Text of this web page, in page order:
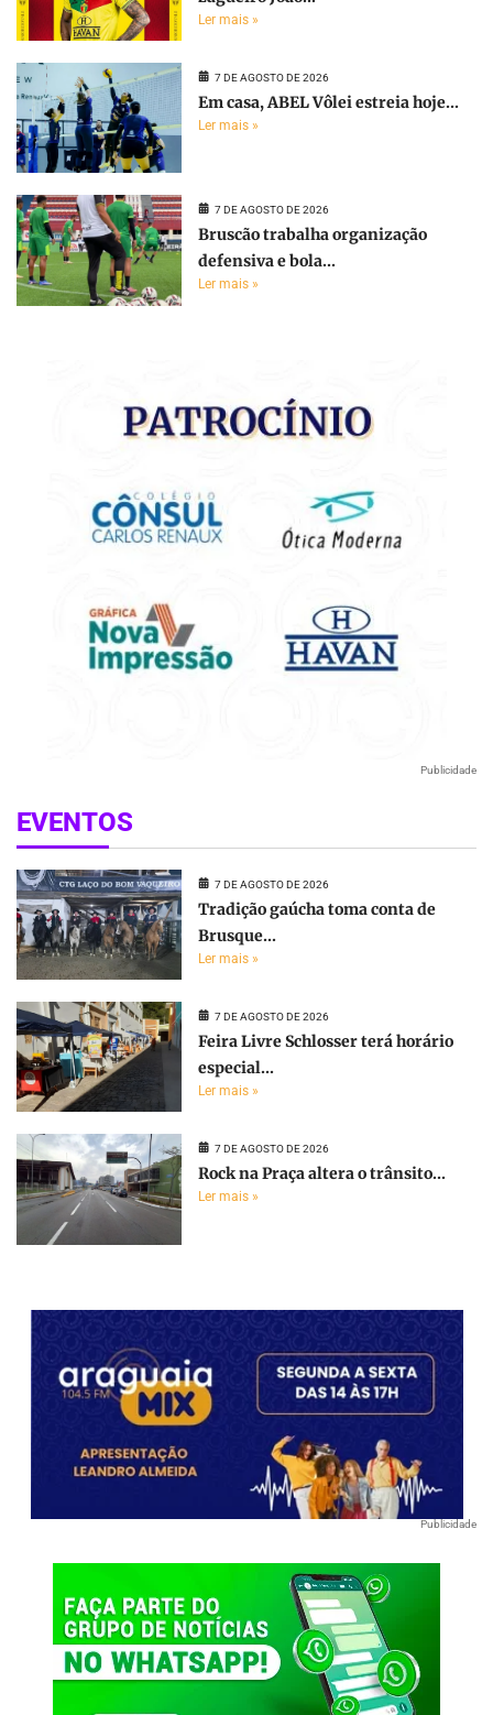
Ler mais »
7 DE AGOSTO DE 2026
Em casa, ABEL Vôlei estreia hoje...
Ler mais »
7 DE AGOSTO DE 2026
Bruscão trabalha organização
defensiva e bola...
Ler mais »
Publicidade
EVENTOS
7 DE AGOSTO DE 2026
Tradição gaúcha toma conta de
Brusque...
Ler mais »
7 DE AGOSTO DE 2026
Feira Livre Schlosser terá horário
especial...
Ler mais »
7 DE AGOSTO DE 2026
Rock na Praça altera o trânsito...
Ler mais »
Publicidade